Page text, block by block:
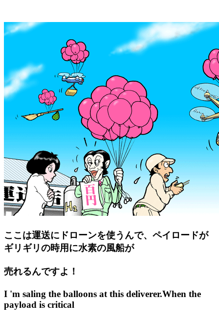
ここは運送にドローンを使うんで、ペイロードが
ギリギリの時用に水素の風船が
売れるんですよ！
I 'm saling the balloons at this deliverer.When the
payload is critical